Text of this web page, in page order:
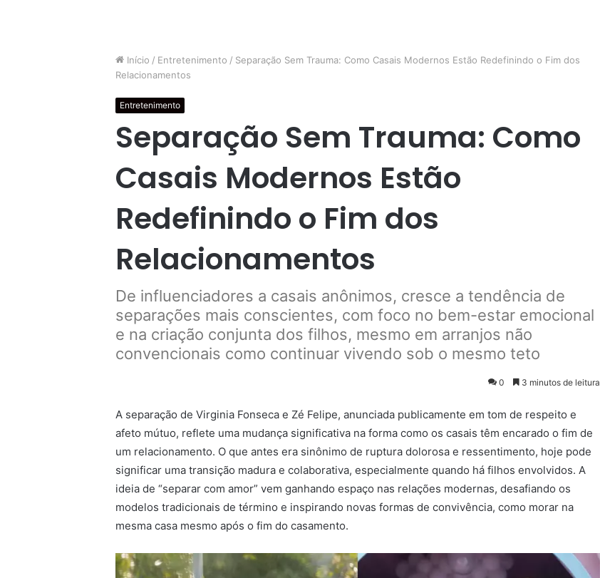
Início / Entretenimento / Separação Sem Trauma: Como Casais Modernos Estão Redefinindo o Fim dos
Relacionamentos
Entretenimento
Separação Sem Trauma: Como
Casais Modernos Estão
Redefinindo o Fim dos
Relacionamentos
De influenciadores a casais anônimos, cresce a tendência de
separações mais conscientes, com foco no bem-estar emocional
e na criação conjunta dos filhos, mesmo em arranjos não
convencionais como continuar vivendo sob o mesmo teto
0 3 minutos de leitura
A separação de Virginia Fonseca e Zé Felipe, anunciada publicamente em tom de respeito e
afeto mútuo, reflete uma mudança significativa na forma como os casais têm encarado o fim de
um relacionamento. O que antes era sinônimo de ruptura dolorosa e ressentimento, hoje pode
significar uma transição madura e colaborativa, especialmente quando há filhos envolvidos. A
ideia de “separar com amor” vem ganhando espaço nas relações modernas, desafiando os
modelos tradicionais de término e inspirando novas formas de convivência, como morar na
mesma casa mesmo após o fim do casamento.